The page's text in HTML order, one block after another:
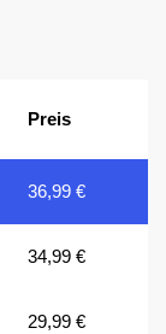
Preis
36,99€
34,99€
29,99€